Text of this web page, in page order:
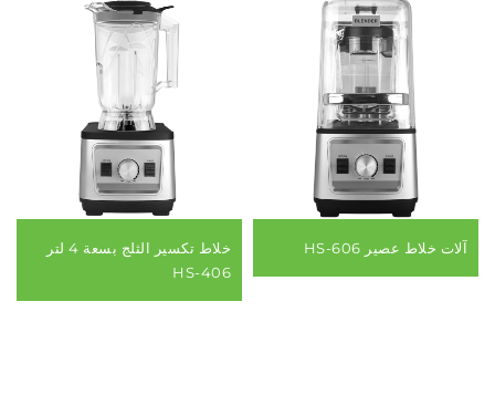
آلات خلاط عصير HS-606
خلاط تكسير الثلج بسعة 4 لتر
HS-406